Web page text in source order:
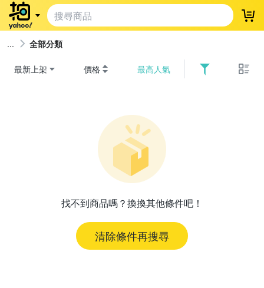
登
全部分類
最新上架 價格 最高人氣
找不到商品嗎？換換其他條件吧！
清除條件再搜尋